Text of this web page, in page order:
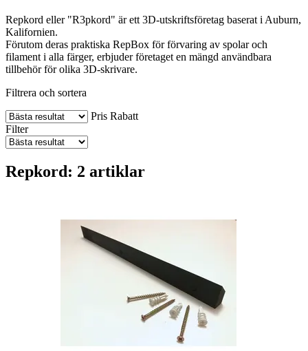
Repkord eller "R3pkord" är ett 3D-utskriftsföretag baserat i Auburn,
Kalifornien.
Förutom deras praktiska RepBox för förvaring av spolar och
filament i alla färger, erbjuder företaget en mängd användbara
tillbehör för olika 3D-skrivare.
Filtrera och sortera
Pris Rabatt
Filter
Repkord: 2 artiklar